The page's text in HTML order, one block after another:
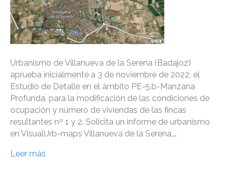
Urbanismo de Villanueva de la Serena (Badajoz)
aprueba inicialmente a 3 de noviembre de 2022, el
Estudio de Detalle en el ámbito PE-5.b-Manzana
Profunda, para la modificación de las condiciones de
ocupación y número de viviendas de las fincas
resultantes nº 1 y 2. Solicita un informe de urbanismo
en VisualUrb-maps Villanueva de la Serena,…
Leer más